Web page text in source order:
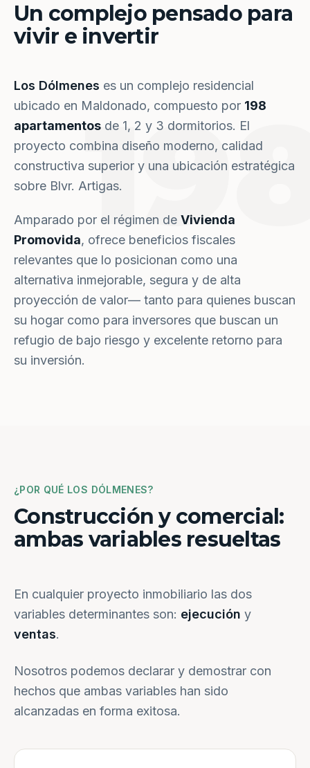
Un complejo pensado para
vivir e invertir
Los Dólmenes es un complejo residencial
ubicado en Maldonado, compuesto por 198
apartamentos de 1, 2 y 3 dormitorios. El
proyecto combina diseño moderno, calidad
constructiva superior y una ubicación estratégica
sobre Blvr. Artigas.
Amparado por el régimen de Vivienda
Promovida, ofrece beneficios fiscales
relevantes que lo posicionan como una
alternativa inmejorable, segura y de alta
proyección de valor— tanto para quienes buscan
su hogar como para inversores que buscan un
refugio de bajo riesgo y excelente retorno para
su inversión.
¿POR QUÉ LOS DÓLMENES?
Construcción y comercial:
ambas variables resueltas
En cualquier proyecto inmobiliario las dos
variables determinantes son: ejecución y
ventas.
Nosotros podemos declarar y demostrar con
hechos que ambas variables han sido
alcanzadas en forma exitosa.